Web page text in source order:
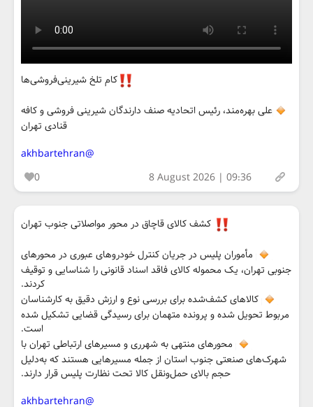
کام تلخ شیرینی‌فروشی‌ها
علی بهره‌مند، رئیس اتحادیه صنف دارندگان شیرینی فروشی و کافه
قنادی تهران
@akhbartehran
0
8 August 2026 | 09:36
کشف کالای قاچاق در محور مواصلاتی جنوب تهران
مأموران پلیس در جریان کنترل خودروهای عبوری در محورهای
جنوبی تهران، یک محموله کالای فاقد اسناد قانونی را شناسایی و توقیف
کردند.
کالاهای کشف‌شده برای بررسی نوع و ارزش دقیق به کارشناسان
مربوط تحویل شده و پرونده متهمان برای رسیدگی قضایی تشکیل شده
است.
محورهای منتهی به شهرری و مسیرهای ارتباطی تهران با
شهرک‌های صنعتی جنوب استان از جمله مسیرهایی هستند که به‌دلیل
حجم بالای حمل‌ونقل کالا تحت نظارت پلیس قرار دارند.
@akhbartehran